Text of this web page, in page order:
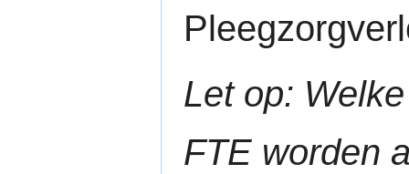
Let op:
FTE worden